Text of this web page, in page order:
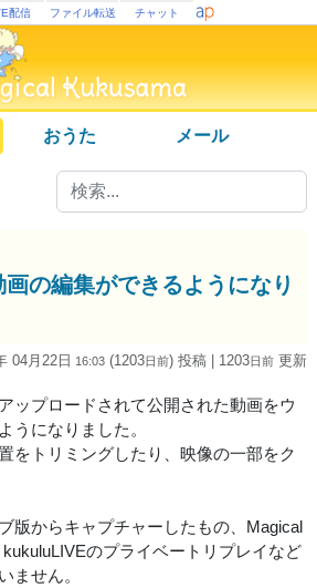
配信 ファイル転送 チャット
おうた メール
の編集ができるようになり
04月22日 16:03 (1203日前) 投稿 | 1203日前 更新
ップロードされて公開された動画をウ
うになりました。
をトリミングしたり、映像の一部をク
版からキャプチャーしたもの、Magical
のプライベートリプレイなど
ません。